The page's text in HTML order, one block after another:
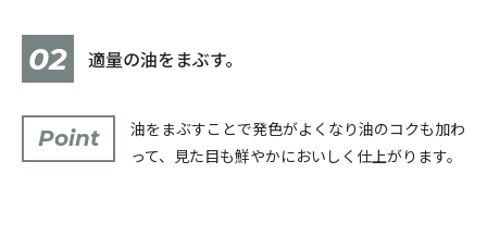
02 適量の油をまぶす。
Point
油をまぶすことで発色がよくなり油のコクも加わ
って、見た目も鮮やかにおいしく仕上がります。